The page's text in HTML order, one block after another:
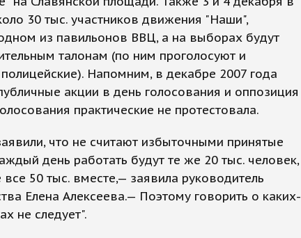
30 тыс. участников движения "Наши",
из павильонов ВВЦ, а на выборах будут
талонам (по ним проголосуют и
Напомним, в декабре 2007 года
акции в день голосования и оппозиция
практические не протестовала.
что не считают избыточными принятые
день работать будут те же 20 тыс. человек,
все 50 тыс. вместе,— заявила руководитель
Елена Алексеева.— Поэтому говорить о каких-
не следует".